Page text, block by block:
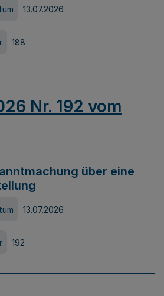
13.07.2026
188
Nr. 192 vom
über eine
13.07.2026
192